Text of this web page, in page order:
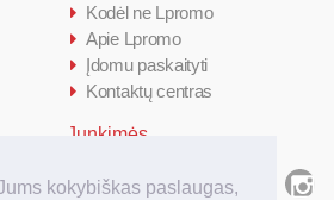
kokybiškas paslaugas,
Kodėl ne Lpromo
Apie Lpromo
Įdomu paskaityti
Kontaktų centras
Junkimės